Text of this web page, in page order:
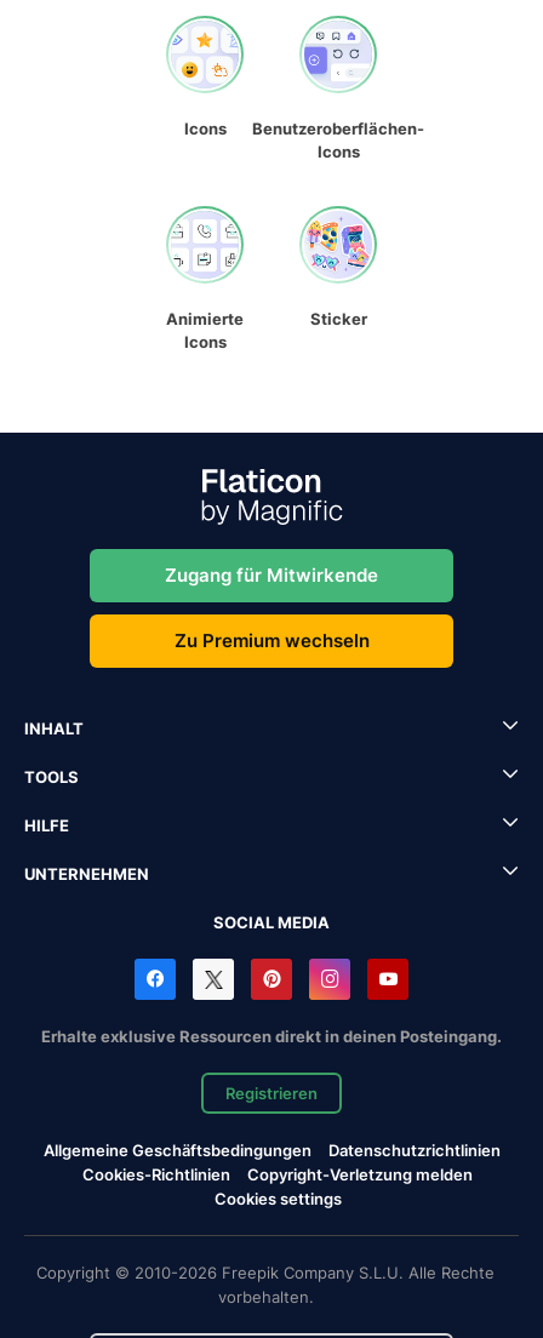
Icons
Benutzeroberflächen-
Icons
Animierte
Icons
Sticker
Zugang für Mitwirkende
Zu Premium wechseln
INHALT
TOOLS
HILFE
UNTERNEHMEN
SOCIAL MEDIA
Erhalte exklusive Ressourcen direkt in deinen Posteingang.
Registrieren
Allgemeine Geschäftsbedingungen
Datenschutzrichtlinien
Cookies-Richtlinien
Copyright-Verletzung melden
Cookies settings
Copyright © 2010-2026 Freepik Company S.L.U. Alle Rechte
vorbehalten.